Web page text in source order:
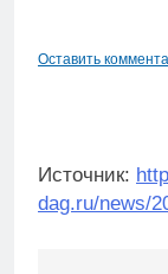
Оставить
Источник:
dag.ru/news/